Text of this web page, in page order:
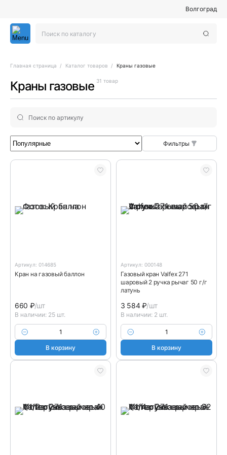
Волгоград
Главная страница Каталог товаров Краны газовые
Краны газовые 31 товар
Фильтры
Артикул: 014685
Кран на газовый баллон
660 ₽/шт
В наличии: 25 шт.
В корзину
Артикул: 000148
Газовый кран Valfex 271
шаровый 2 ручка рычаг 50 г/г
латунь
3 584₽/шт
В наличии: 2 шт.
В корзину